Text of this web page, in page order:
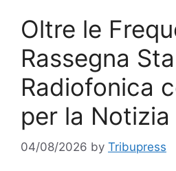
Oltre le
Rassegna
Radiofonica
per la
04/08/2026 by Tribupress